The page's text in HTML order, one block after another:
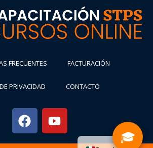
FRECUENTES FACTURACIÓN
PRIVACIDAD CONTACTO
🎓